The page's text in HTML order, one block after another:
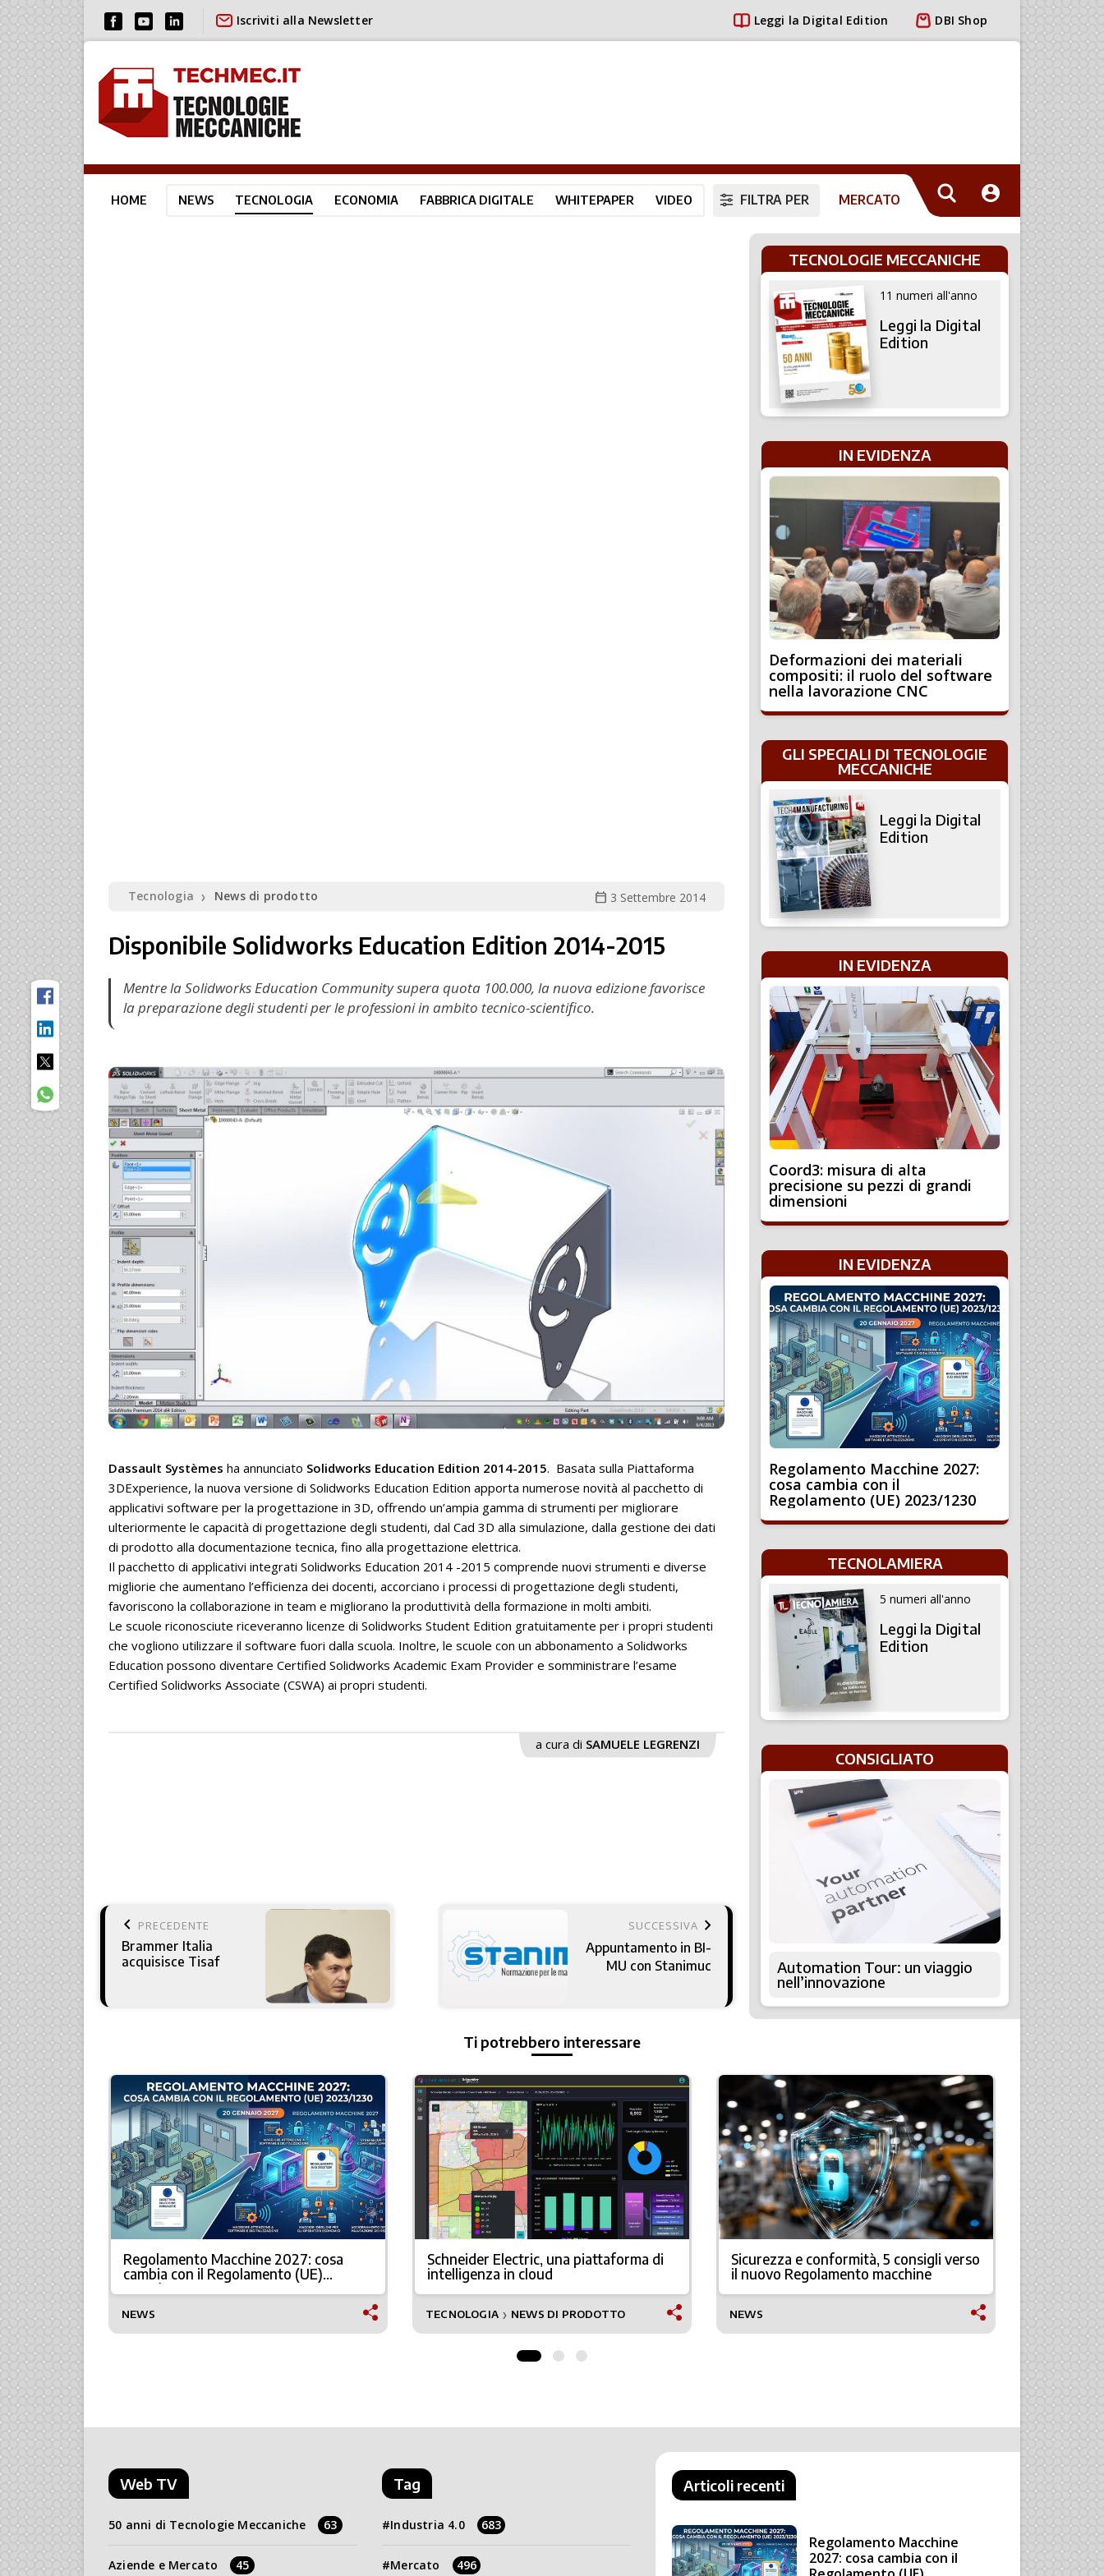
Iscriviti alla Newsletter Leggi la Digital Edition DBI Shop
HOME NEWS TECNOLOGIA ECONOMIA FABBRICA DIGITALE WHITEPAPER VIDEO FILTRA PER MERCATO
Tecnologia ❯ News di prodotto calendar_today 3 Settembre 2014
Disponibile Solidworks Education Edition 2014-2015
Mentre la Solidworks Education Community supera quota 100.000, la nuova edizione favorisce
la preparazione degli studenti per le professioni in ambito tecnico-scientifico.
Dassault Systèmes ha annunciato Solidworks Education Edition 2014-2015. Basata sulla Piattaforma
3DExperience, la nuova versione di Solidworks Education Edition apporta numerose novità al pacchetto di
applicativi software per la progettazione in 3D, offrendo un’ampia gamma di strumenti per migliorare
ulteriormente le capacità di progettazione degli studenti, dal Cad 3D alla simulazione, dalla gestione dei dati
di prodotto alla documentazione tecnica, fino alla progettazione elettrica.
Il pacchetto di applicativi integrati Solidworks Education 2014 -2015 comprende nuovi strumenti e diverse
migliorie che aumentano l’efficienza dei docenti, accorciano i processi di progettazione degli studenti,
favoriscono la collaborazione in team e migliorano la produttività della formazione in molti ambiti.
Le scuole riconosciute riceveranno licenze di Solidworks Student Edition gratuitamente per i propri studenti
che vogliono utilizzare il software fuori dalla scuola. Inoltre, le scuole con un abbonamento a Solidworks
Education possono diventare Certified Solidworks Academic Exam Provider e somministrare l’esame
Certified Solidworks Associate (CSWA) ai propri studenti.
a cura di SAMUELE LEGRENZI
keyboard_arrow_left PRECEDENTE
Brammer Italia
acquisisce Tisaf
SUCCESSIVA keyboard_arrow_right
Appuntamento in BI-
MU con Stanimuc
TECNOLOGIE MECCANICHE
11 numeri all'anno
Leggi la Digital
Edition
IN EVIDENZA
Deformazioni dei materiali
compositi: il ruolo del software
nella lavorazione CNC
GLI SPECIALI DI TECNOLOGIE
MECCANICHE
Leggi la Digital
Edition
IN EVIDENZA
Coord3: misura di alta
precisione su pezzi di grandi
dimensioni
IN EVIDENZA
Regolamento Macchine 2027:
cosa cambia con il
Regolamento (UE) 2023/1230
TECNOLAMIERA
5 numeri all'anno
Leggi la Digital
Edition
CONSIGLIATO
Automation Tour: un viaggio
nell’innovazione
Ti potrebbero interessare
Regolamento Macchine 2027: cosa
cambia con il Regolamento (UE)
2023/1230
NEWS
Schneider Electric, una piattaforma di
intelligenza in cloud
TECNOLOGIA ❯ NEWS DI PRODOTTO
Sicurezza e conformità, 5 consigli verso
il nuovo Regolamento macchine
NEWS
Fervi
qualità
Web TV
50 anni di Tecnologie Meccaniche 63
Aziende e Mercato 45
Tag
Industria 4.0 683
Mercato 496
Articoli recenti
Regolamento Macchine
2027: cosa cambia con il